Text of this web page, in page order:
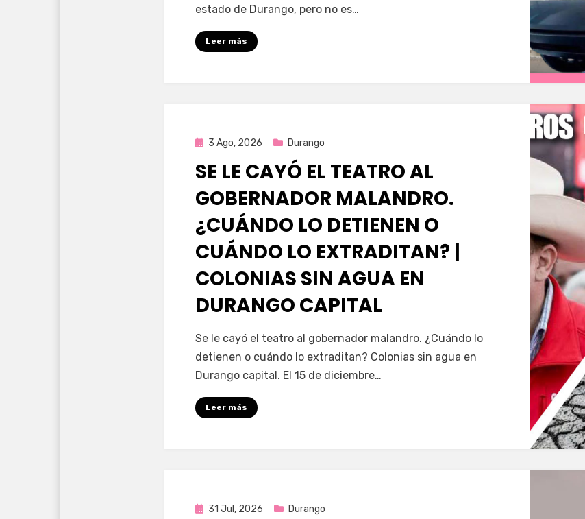
estado de Durango, pero no es…
Leer más
Publicada
3 Ago, 2026 Durango
SE LE CAYÓ EL TEATRO AL
GOBERNADOR MALANDRO.
¿CUÁNDO LO DETIENEN O
CUÁNDO LO EXTRADITAN? |
COLONIAS SIN AGUA EN
DURANGO CAPITAL
porFernando Miranda Servín
Se le cayó el teatro al gobernador malandro. ¿Cuándo lo
detienen o cuándo lo extraditan? Colonias sin agua en
Durango capital. El 15 de diciembre…
Leer más
Publicada
31 Jul, 2026 Durango